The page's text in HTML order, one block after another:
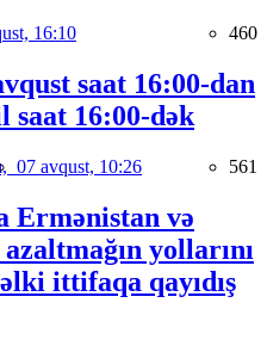
16:10 460
saat 16:00-dan
saat 16:00-dək
07 avqust, 10:26 561
Ermənistan və
yollarını
ittifaqa qayıdış